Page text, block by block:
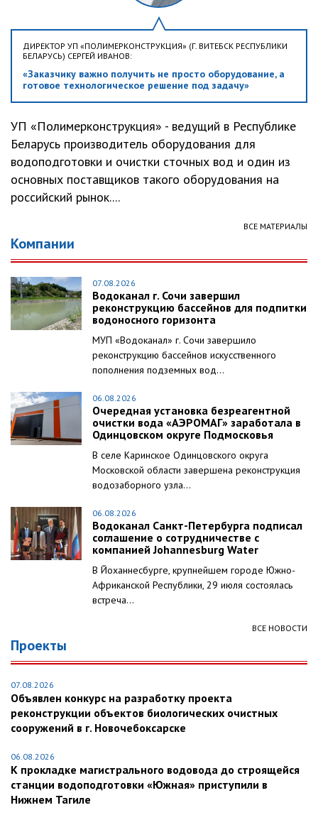
ДИРЕКТОР УП «ПОЛИМЕРКОНСТРУКЦИЯ» (Г. ВИТЕБСК РЕСПУБЛИКИ
БЕЛАРУСЬ) СЕРГЕЙ ИВАНОВ:
«Заказчику важно получить не просто оборудование, а
готовое технологическое решение под задачу»
УП «Полимерконструкция» - ведущий в Республике
Беларусь производитель оборудования для
водоподготовки и очистки сточных вод и один из
основных поставщиков такого оборудования на
российский рынок....
ВСЕ МАТЕРИАЛЫ
Компании
07.08.2026
Водоканал г. Сочи завершил
реконструкцию бассейнов для подпитки
водоносного горизонта
МУП «Водоканал» г. Сочи завершило
реконструкцию бассейнов искусственного
пополнения подземных вод...
06.08.2026
Очередная установка безреагентной
очистки вода «АЭРОМАГ» заработала в
Одинцовском округе Подмосковья
В селе Каринское Одинцовского округа
Московской области завершена реконструкция
водозаборного узла...
06.08.2026
Водоканал Санкт-Петербурга подписал
соглашение о сотрудничестве с
компанией Johannesburg Water
В Йоханнесбурге, крупнейшем городе Южно-
Африканской Республики, 29 июля состоялась
встреча...
ВСЕ НОВОСТИ
Проекты
07.08.2026
Объявлен конкурс на разработку проекта
реконструкции объектов биологических очистных
сооружений в г. Новочебоксарске
06.08.2026
К прокладке магистрального водовода до строящейся
станции водоподготовки «Южная» приступили в
Нижнем Тагиле